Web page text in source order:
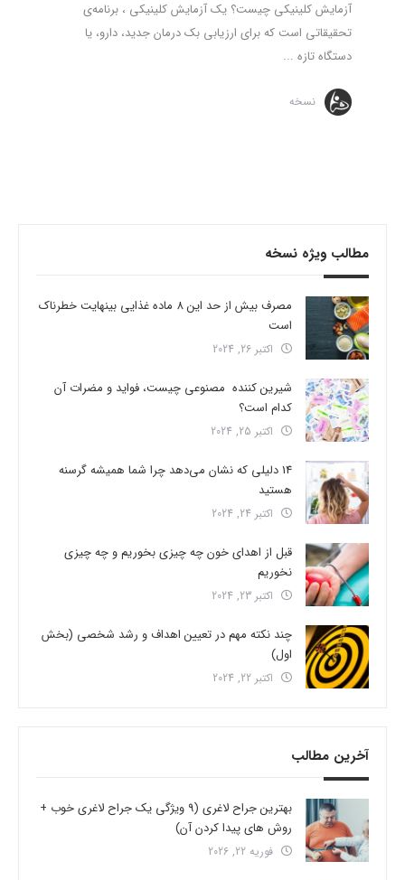
آزمایش کلینیکی چیست؟ یک آزمایش کلینیکی ، برنامه‌ی
تحقیقاتی است که برای ارزیابی بک درمان جدید، دارو، یا
دستگاه تازه ...
نسخه
مطالب ویژه نسخه
مصرف بیش از حد این 8 ماده غذایی بینهایت خطرناک
است
اکتبر 26, 2024
شیرین کننده مصنوعی چیست، فواید و مضرات آن
کدام است؟
اکتبر 25, 2024
14 دلیلی که نشان می‌دهد چرا شما همیشه گرسنه
هستید
اکتبر 24, 2024
قبل از اهدای خون چه چیزی بخوریم و چه چیزی
نخوریم
اکتبر 23, 2024
چند نکته مهم در تعیین اهداف و رشد شخصی (بخش
اول)
اکتبر 22, 2024
آخرین مطالب
بهترین جراح لاغری (9 ویژگی یک جراح لاغری خوب +
روش های پیدا کردن آن)
فوریه 22, 2026